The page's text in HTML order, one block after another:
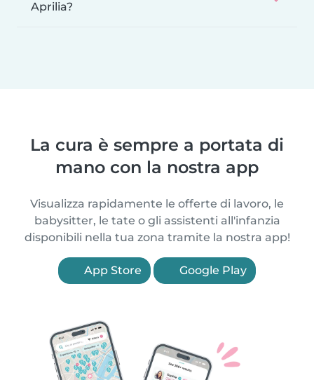
Aprilia?
La cura è sempre a portata di
mano con la nostra app
Visualizza rapidamente le offerte di lavoro, le
babysitter, le tate o gli assistenti all'infanzia
disponibili nella tua zona tramite la nostra app!
App Store Google Play